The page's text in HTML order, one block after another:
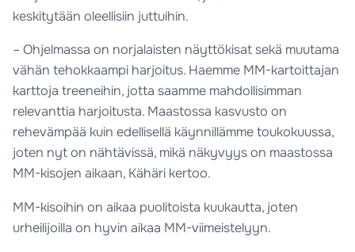
keskitytään oleellisiin juttuihin.
– Ohjelmassa on norjalaisten näyttökisat sekä muutama
vähän tehokkaampi harjoitus. Haemme MM-kartoittajan
karttoja treeneihin, jotta saamme mahdollisimman
relevanttia harjoitusta. Maastossa kasvusto on
rehevämpää kuin edellisellä käynnillämme toukokuussa,
joten nyt on nähtävissä, mikä näkyvyys on maastossa
MM-kisojen aikaan, Kähäri kertoo.
MM-kisoihin on aikaa puolitoista kuukautta, joten
urheilijoilla on hyvin aikaa MM-viimeistelyyn.